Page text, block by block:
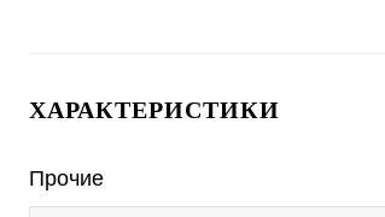
ХАРАКТЕРИСТИКИ
Прочие